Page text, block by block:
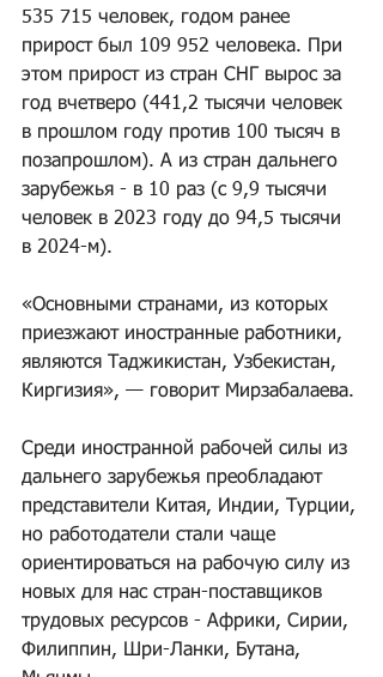
535 715 человек, годом ранее
прирост был 109 952 человека. При
этом прирост из стран СНГ вырос за
год вчетверо (441,2 тысячи человек
в прошлом году против 100 тысяч в
позапрошлом). А из стран дальнего
зарубежья - в 10 раз (с 9,9 тысячи
человек в 2023 году до 94,5 тысячи
в 2024-м).
«Основными странами, из которых
приезжают иностранные работники,
являются Таджикистан, Узбекистан,
Киргизия», — говорит Мирзабалаева.
Среди иностранной рабочей силы из
дальнего зарубежья преобладают
представители Китая, Индии, Турции,
но работодатели стали чаще
ориентироваться на рабочую силу из
новых для нас стран-поставщиков
трудовых ресурсов - Африки, Сирии,
Филиппин, Шри-Ланки, Бутана,